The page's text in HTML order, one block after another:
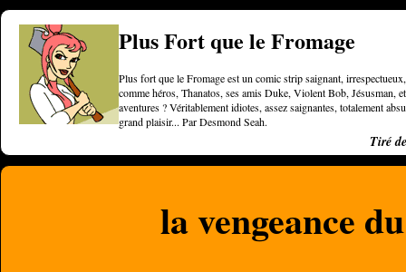
Plus Fort que le Fromage
Plus fort que le Fromage est un comic strip saignant,
comme héros, Thanatos, ses amis Duke, Violent Bob, Jésusman,
aventures ? Véritablement idiotes, assez saignantes, totalement
grand plaisir... Par Desmond Seah.
Tiré
la vengeance